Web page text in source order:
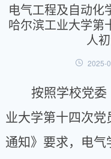
电气工程及自动化
哈尔滨工业大学第
人
2025-
按照学校党委
业大学第十四次
通知》要求，电气